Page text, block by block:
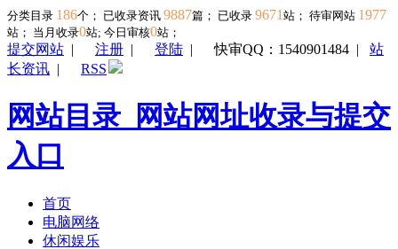
分类目录 186个； 已收录资讯 9887篇； 已收录 9671 站； 待审网站 1977
站； 当月收录0站; 今日审核0站；
提交网站 | 注册 | 登陆 |快审QQ：1540901484 | 站
长资讯 | RSS
网站目录_网站网址收录与提交
入口
首页
电脑网络
休闲娱乐